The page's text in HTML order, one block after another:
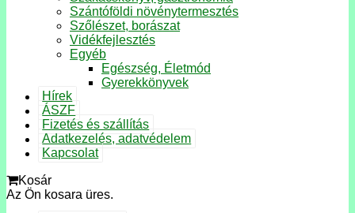
Szántóföldi növénytermesztés
Szőlészet, borászat
Vidékfejlesztés
Egyéb
Egészség, Életmód
Gyerekkönyvek
Hírek
ÁSZF
Fizetés és szállítás
Adatkezelés, adatvédelem
Kapcsolat
Kosár
Az Ön kosara üres.